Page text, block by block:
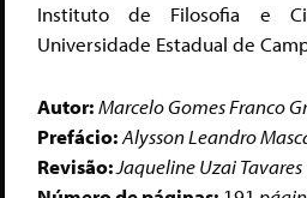
Instituto de Filosofia e
Universidade Estadual de
Autor:Marcelo Gomes Franco
Prefácio:Alysson Leandro
Revisão: Jaqueline Uzai Tavares